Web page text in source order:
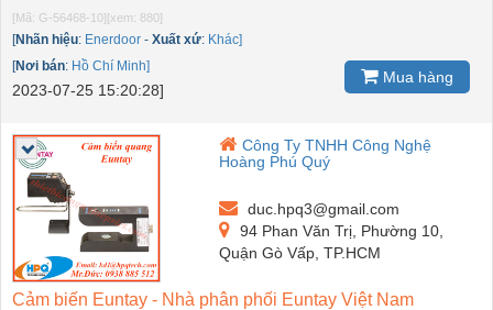
[Mã: G-56468-10][xem: 880]
[Nhãn hiệu: Enerdoor - Xuất xứ: Khác]
[Nơi bán: Hồ Chí Minh]
2023-07-25 15:20:28]
Mua hàng
Công Ty TNHH Công Nghệ
Hoàng Phú Quý
duc.hpq3@gmail.com
94 Phan Văn Trị, Phường 10,
Quận Gò Vấp, TP.HCM
Cảm biến Euntay - Nhà phân phối Euntay Việt Nam